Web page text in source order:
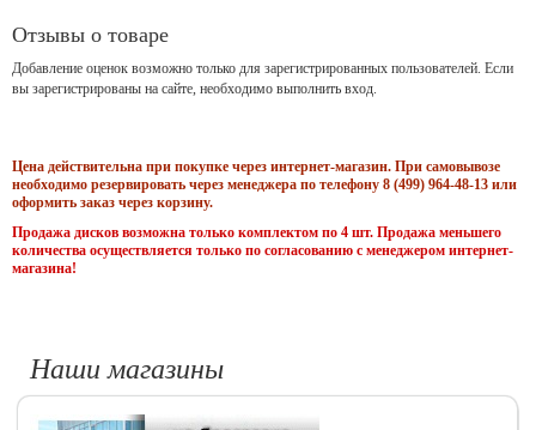
Отзывы о товаре
Добавление оценок возможно только для зарегистрированных пользователей. Если
вы зарегистрированы на сайте, необходимо выполнить вход.
Цена действительна при покупке через интернет-магазин. При самовывозе
необходимо резервировать через менеджера по телефону 8 (499) 964-48-13 или
оформить заказ через корзину.
Продажа дисков возможна только комплектом по 4 шт. Продажа меньшего
количества осуществляется только по согласованию с менеджером интернет-
магазина!
Наши магазины